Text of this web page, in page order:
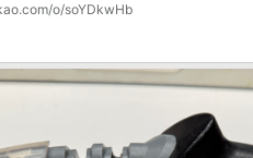
o/soYDkwHb